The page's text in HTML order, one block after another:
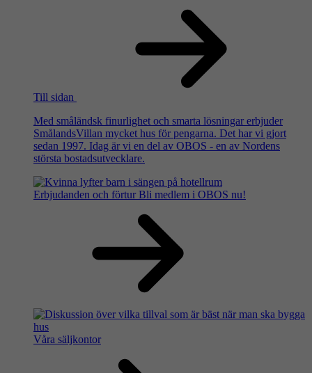
Till sidan
Med småländsk finurlighet och smarta lösningar erbjuder
SmålandsVillan mycket hus för pengarna. Det har vi gjort
sedan 1997. Idag är vi en del av OBOS - en av Nordens
största bostadsutvecklare.
Erbjudanden och förtur Bli medlem i OBOS nu!
Våra säljkontor